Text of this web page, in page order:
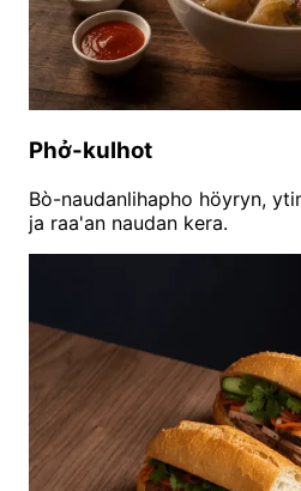
Phở-kulhot
Bò-naudanlihapho höyryn,
ja raa'an naudan kera.